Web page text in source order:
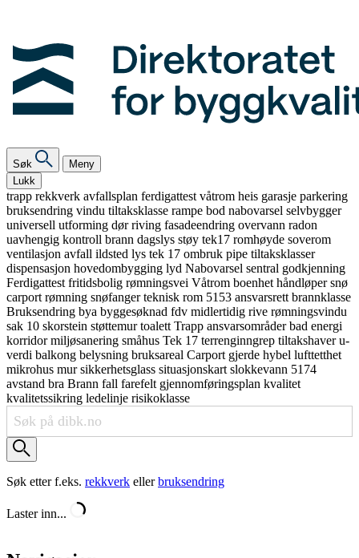
Søk
Meny
Lukk
trapp rekkverk avfallsplan ferdigattest våtrom heis garasje parkering
bruksendring vindu tiltaksklasse rampe bod nabovarsel selvbygger
universell utforming dørriving fasadeendring overvann radon
uavhengig kontroll brann dagslys støy tek17 romhøyde soverom
ventilasjon avfall ildsted lys tek 17 ombruk pipe tiltaksklasser
dispensasjon hovedombygging lyd Nabovarsel sentral godkjenning
Ferdigattest fritidsbolig rømningsvei Våtrom boenhet håndløpersnø
carport rømning snøfangerteknisk rom 5153 ansvarsrett brannklasse
Bruksendring bya byggesøknad fdv midlertidig rive rømningsvindu
sak 10 skorstein støttemurtoalett Trapp ansvarsområderbad energi
korridormiljøsanering småhus Tek 17 terrenginngrep tiltakshaveru-
verdi balkong belysning bruksareal Carport gjerde hybel lufttetthet
mikrohus mursikkerhetsglass situasjonskart slokkevann 5174
avstand bra Brann fall farefelt gjennomføringsplan kvalitet
kvalitetssikring ledelinje risikoklasse
Søk etter f.eks. rekkverk ellerbruksendring
Laster inn...